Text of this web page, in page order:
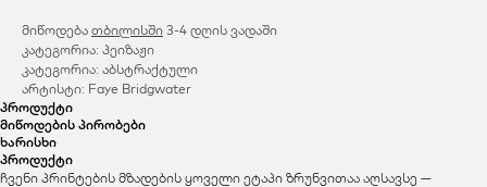
მიწოდება თბილისში 3-4 დღის ვადაში
კატეგორია: პეიზაჟი
კატეგორია: აბსტრაქტული
არტისტი: Faye Bridgwater
პროდუქტი
მიწოდების პირობები
ხარისხი
პროდუქტი
ჩვენი პრინტების მზადების ყოველი ეტაპი ზრუნვითაა აღსავსე —